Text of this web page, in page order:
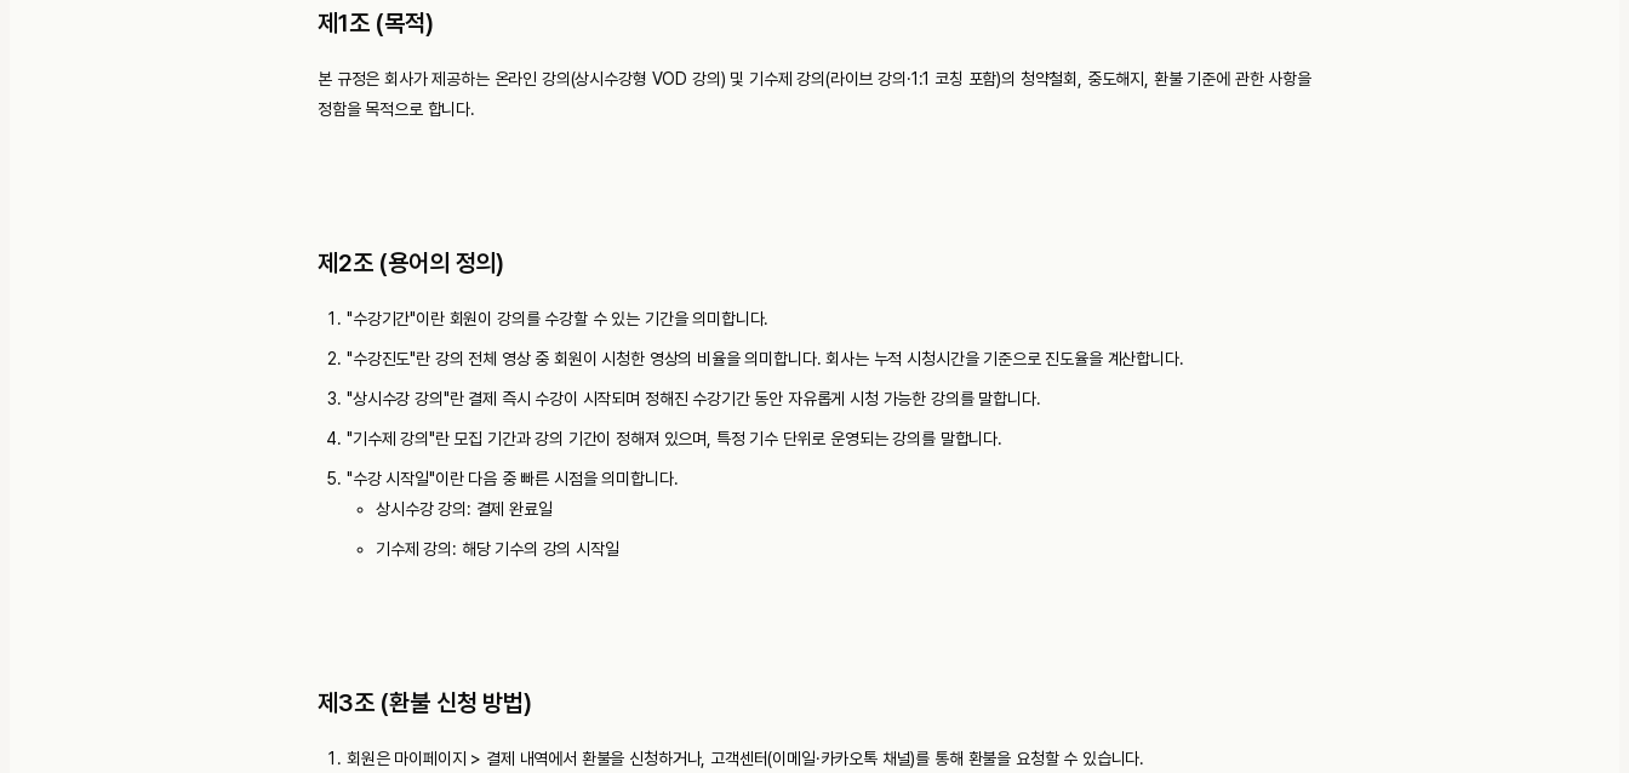
제1조 (목적)
본 규정은 회사가 제공하는 온라인 강의(상시수강형 VOD 강의) 및 기수제 강의(라이브 강의·1:1 코칭 포함)의 청약철회, 중도해지, 환불 기준에 관한 사항을
정함을 목적으로 합니다.
제2조 (용어의 정의)
"수강기간"이란 회원이 강의를 수강할 수 있는 기간을 의미합니다.
"수강진도"란 강의 전체 영상 중 회원이 시청한 영상의 비율을 의미합니다. 회사는 누적 시청시간을 기준으로 진도율을 계산합니다.
"상시수강 강의"란 결제 즉시 수강이 시작되며 정해진 수강기간 동안 자유롭게 시청 가능한 강의를 말합니다.
"기수제 강의"란 모집 기간과 강의 기간이 정해져 있으며, 특정 기수 단위로 운영되는 강의를 말합니다.
"수강 시작일"이란 다음 중 빠른 시점을 의미합니다.
상시수강 강의: 결제 완료일
기수제 강의: 해당 기수의 강의 시작일
제3조 (환불 신청 방법)
회원은 마이페이지 > 결제 내역에서 환불을 신청하거나, 고객센터(이메일·카카오톡 채널)를 통해 환불을 요청할 수 있습니다.